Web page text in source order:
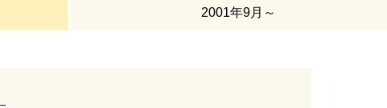
2001年9月～